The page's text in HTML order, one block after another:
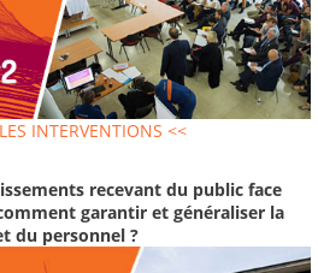
INTERVENTIONS <<
recevant du public face
garantir et généraliser la
du personnel ?